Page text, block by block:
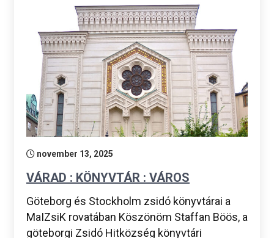
november 13, 2025
VÁRAD : KÖNYVTÁR : VÁROS
Göteborg és Stockholm zsidó könyvtárai a
MaIZsiK rovatában Köszönöm Staffan Böös, a
göteborgi Zsidó Hitközség könyvtári